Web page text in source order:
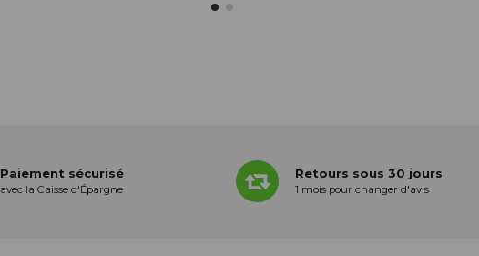
Paiement sécurisé
avec la Caisse d'Épargne
Retours sous 30 jours
1 mois pour changer d'avis